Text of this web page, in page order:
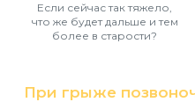
Если сейчас так тяжело,
что же будет дальше и тем
более в старости?
При грыже